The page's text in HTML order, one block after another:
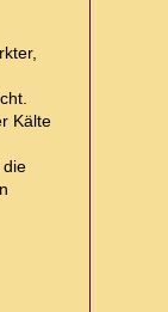
Kälte
die